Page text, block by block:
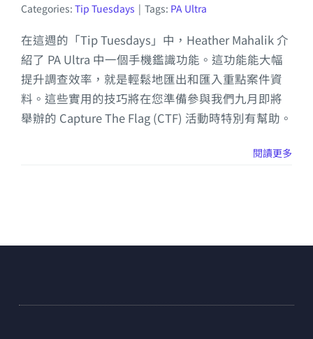
Categories: Tip Tuesdays | Tags: PA Ultra
在這週的「Tip Tuesdays」中，Heather Mahalik 介
紹了 PA Ultra 中一個手機鑑識功能。這功能能大幅
提升調查效率，就是輕鬆地匯出和匯入重點案件資
料。這些實用的技巧將在您準備參與我們九月即將
舉辦的 Capture The Flag (CTF) 活動時特別有幫助。
閱讀更多